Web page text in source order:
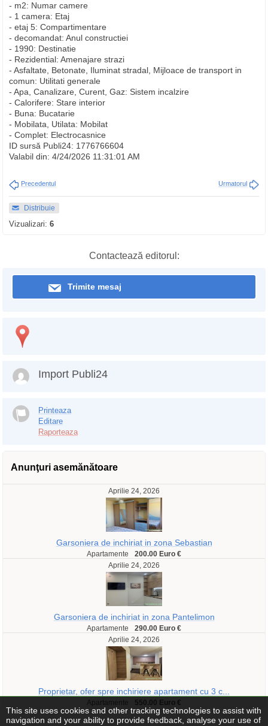
- m2: Numar camere
- 1 camera: Etaj
- etaj 5: Compartimentare
- decomandat: Anul constructiei
- 1990: Destinatie
- Rezidential: Amenajare strazi
- Asfaltate, Betonate, Iluminat stradal, Mijloace de transport in
comun: Utilitati generale
- Apa, Canalizare, Curent, Gaz: Sistem incalzire
- Calorifere: Stare interior
- Buna: Bucatarie
- Mobilata, Utilata: Mobilat
- Complet: Electrocasnice
ID sursă Publi24: 1776766604
Valabil din: 4/24/2026 11:31:01 AM
Precedentul Urmatorul
Distribuie
Vizualizari: 6
Contactează editorul:
Trimite mesaj
Import Publi24
Printeaza
Editare
Raporteaza
Anunţuri asemănătoare
Aprilie 24, 2026
Garsoniera de inchiriat in zona Sebastian
Apartamente
200.00 Euro €
Aprilie 24, 2026
Garsoniera de inchiriat in zona Pantelimon
Apartamente
290.00 Euro €
Aprilie 24, 2026
Proprietar, ofer spre inchiriere apartament cu 3 c...
Apartamente 550.00 Euro €
This site uses cookies and other tracking technologies to assist with
navigation and your ability to provide feedback, analyse your use of